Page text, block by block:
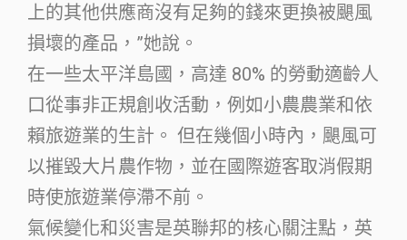
上的其他供應商沒有足夠的錢來更換被颶風
損壞的產品，”她說。
在一些太平洋島國，高達 80% 的勞動適齡人
口從事非正規創收活動，例如小農農業和依
賴旅遊業的生計。 但在幾個小時內，颶風可
以摧毀大片農作物，並在國際遊客取消假期
時使旅遊業停滯不前。
氣候變化和災害是英聯邦的核心關注點，英